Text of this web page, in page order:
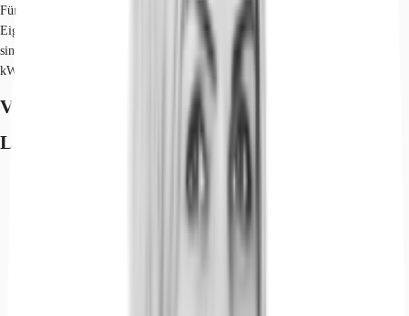
Für diese Liegenschaft liegt ein Bedarfsausweis vom 23.06.2020 vom
Eigentümer/Vermieter vor. Die wesentlichen Energieträger der Liegenschaft
sind Erdgas leicht, Strom. Der Endenergiebedarf Strom beträgt 102.50
kWh/(m²*a). Der Endenergiebedarf Wärme beträgt 152.70 kWh/(m²*a).
Verfügbare Fläche
Lage und Verkehrsanbindung
Hauptbahnhof, Frankfurt am Main, Fahrzeit: 3 min
Bus, Bettinaplatz, Linie 50, Gehzeit: 2 min